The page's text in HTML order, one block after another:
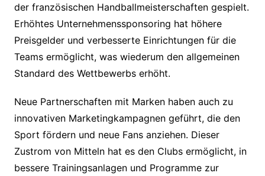
der französischen Handballmeisterschaften gespielt.
Erhöhtes Unternehmenssponsoring hat höhere
Preisgelder und verbesserte Einrichtungen für die
Teams ermöglicht, was wiederum den allgemeinen
Standard des Wettbewerbs erhöht.
Neue Partnerschaften mit Marken haben auch zu
innovativen Marketingkampagnen geführt, die den
Sport fördern und neue Fans anziehen. Dieser
Zustrom von Mitteln hat es den Clubs ermöglicht, in
bessere Trainingsanlagen und Programme zur